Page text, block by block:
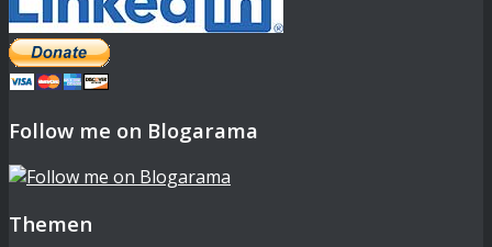
Follow me on Blogarama
Themen